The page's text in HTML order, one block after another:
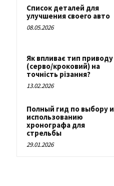
Список деталей для
улучшения своего авто
08.05.2026
Як впливає тип приводу
(серво/кроковий) на
точність різання?
13.02.2026
Полный гид по выбору и
использованию
хронографа для
стрельбы
29.01.2026